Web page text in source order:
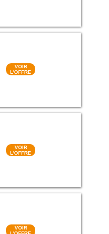
VOIR
L'OFFRE
VOIR
L'OFFRE
VOIR